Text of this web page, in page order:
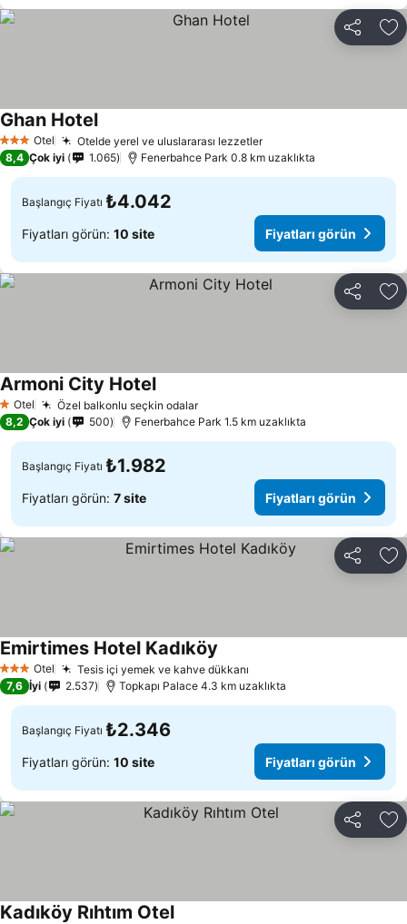
Paylaş
3 YıldızOtel Otelde yerel ve uluslararası lezzetler
Ghan Hotel
8,4 Çok iyi 1.065 Fenerbahce Park 0.8 km uzaklıkta
Başlangıç Fiyatı ₺4.042
Fiyatları görün: 10 site Fiyatları görün
Paylaş
1 Yıldız
Otel Özel balkonlu seçkin odalar
Armoni City Hotel
8,2 Çok iyi 500 Fenerbahce Park 1.5 km uzaklıkta
Başlangıç Fiyatı ₺1.982
Fiyatları görün: 7 site Fiyatları görün
Paylaş
3 YıldızOtel Tesis içi yemek ve kahve dükkanı
Emirtimes Hotel Kadıköy
7,6 İyi 2.537 Topkapı Palace 4.3 km uzaklıkta
Başlangıç Fiyatı ₺2.346
Fiyatları görün: 10 site Fiyatları görün
Paylaş
Kadıköy Rıhtım Otel